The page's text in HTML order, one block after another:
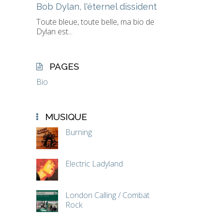
Bob Dylan, l'éternel dissident
Toute bleue, toute belle, ma bio de
Dylan est...
PAGES
Bio
MUSIQUE
Burning
Electric Ladyland
London Calling / Combat
Rock